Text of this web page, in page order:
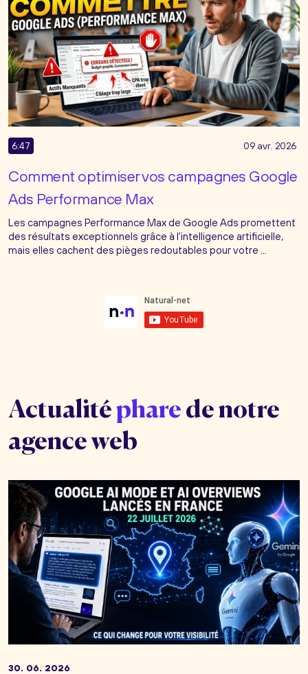
6:47 09 avr. 2026
Comment optimiser vos campagnes Google
Ads Performance Max
Les campagnes Performance Max de Google Ads promettent
des résultats exceptionnels grâce à l'intelligence artificielle,
mais elles cachent des pièges redoutables pour votre ...
Actualitéphare de notre
agence web
30. 06. 2026